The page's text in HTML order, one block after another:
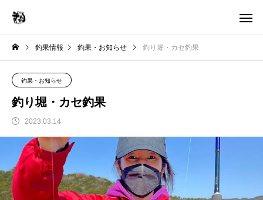
釣果情報 釣果・お知らせ 釣り堀・カセ釣果
釣果・お知らせ
釣り堀・カセ釣果
2023.03.14